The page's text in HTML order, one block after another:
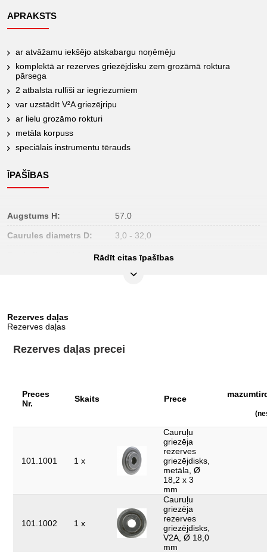
APRAKSTS
ar atvāžamu iekšējo atskabargu noņēmēju
komplektā ar rezerves griezējdisku zem grozāmā roktura
pārsega
2 atbalsta rullīši ar iegriezumiem
var uzstādīt V²A griezējripu
ar lielu grozāmo rokturi
metāla korpuss
speciālais instrumentu tērauds
ĪPAŠĪBAS
Augstums H: 57.0
Caurules diametrs D: 3,0 - 32,0
teleskops
Iesaiņojuma garums, mm:
Iesaiņojuma platums, mm: 69
materiāls:
Rezerves ritenis
101.1002
ar atvāžamu iekšējo atskabargu
noņēmēju
Grozāms rokturis ar rezerves
Rādīt citas īpašības
Rezerves daļas
Rezerves daļas
Rezerves daļas precei
Preces
Nr.
Skaits Prece
101.1001 1 x
Cauruļu
griezēja
rezerves
griezējdisks,
metāla, Ø
18,2 x 3
mm
101.1002 1 x
Cauruļu
griezēja
rezerves
griezējdisks,
V2A, Ø 18,0
mm